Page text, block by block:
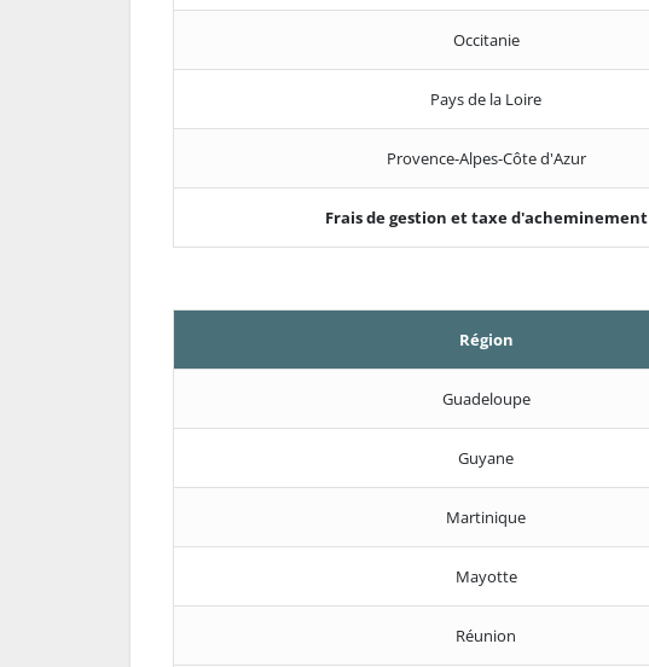
Occitanie
Pays de la Loire
Provence-Alpes-Côte d'Azur
Frais de gestion et taxe d'acheminement
Région
Guadeloupe
Guyane
Martinique
Mayotte
Réunion